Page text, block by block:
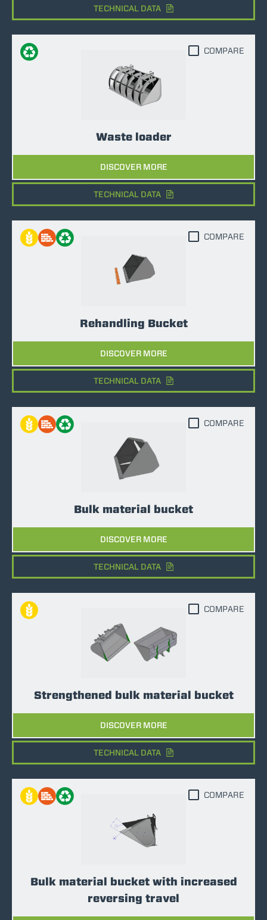
TECHNICAL DATA
Waste loader
DISCOVER MORE
COMPARE
TECHNICAL DATA
Rehandling Bucket
DISCOVER MORE
COMPARE
TECHNICAL DATA
Bulk material bucket
DISCOVER MORE
COMPARE
TECHNICAL DATA
Strengthened bulk material bucket
DISCOVER MORE
COMPARE
TECHNICAL DATA
Bulk material bucket with increased
reversing travel
COMPARE